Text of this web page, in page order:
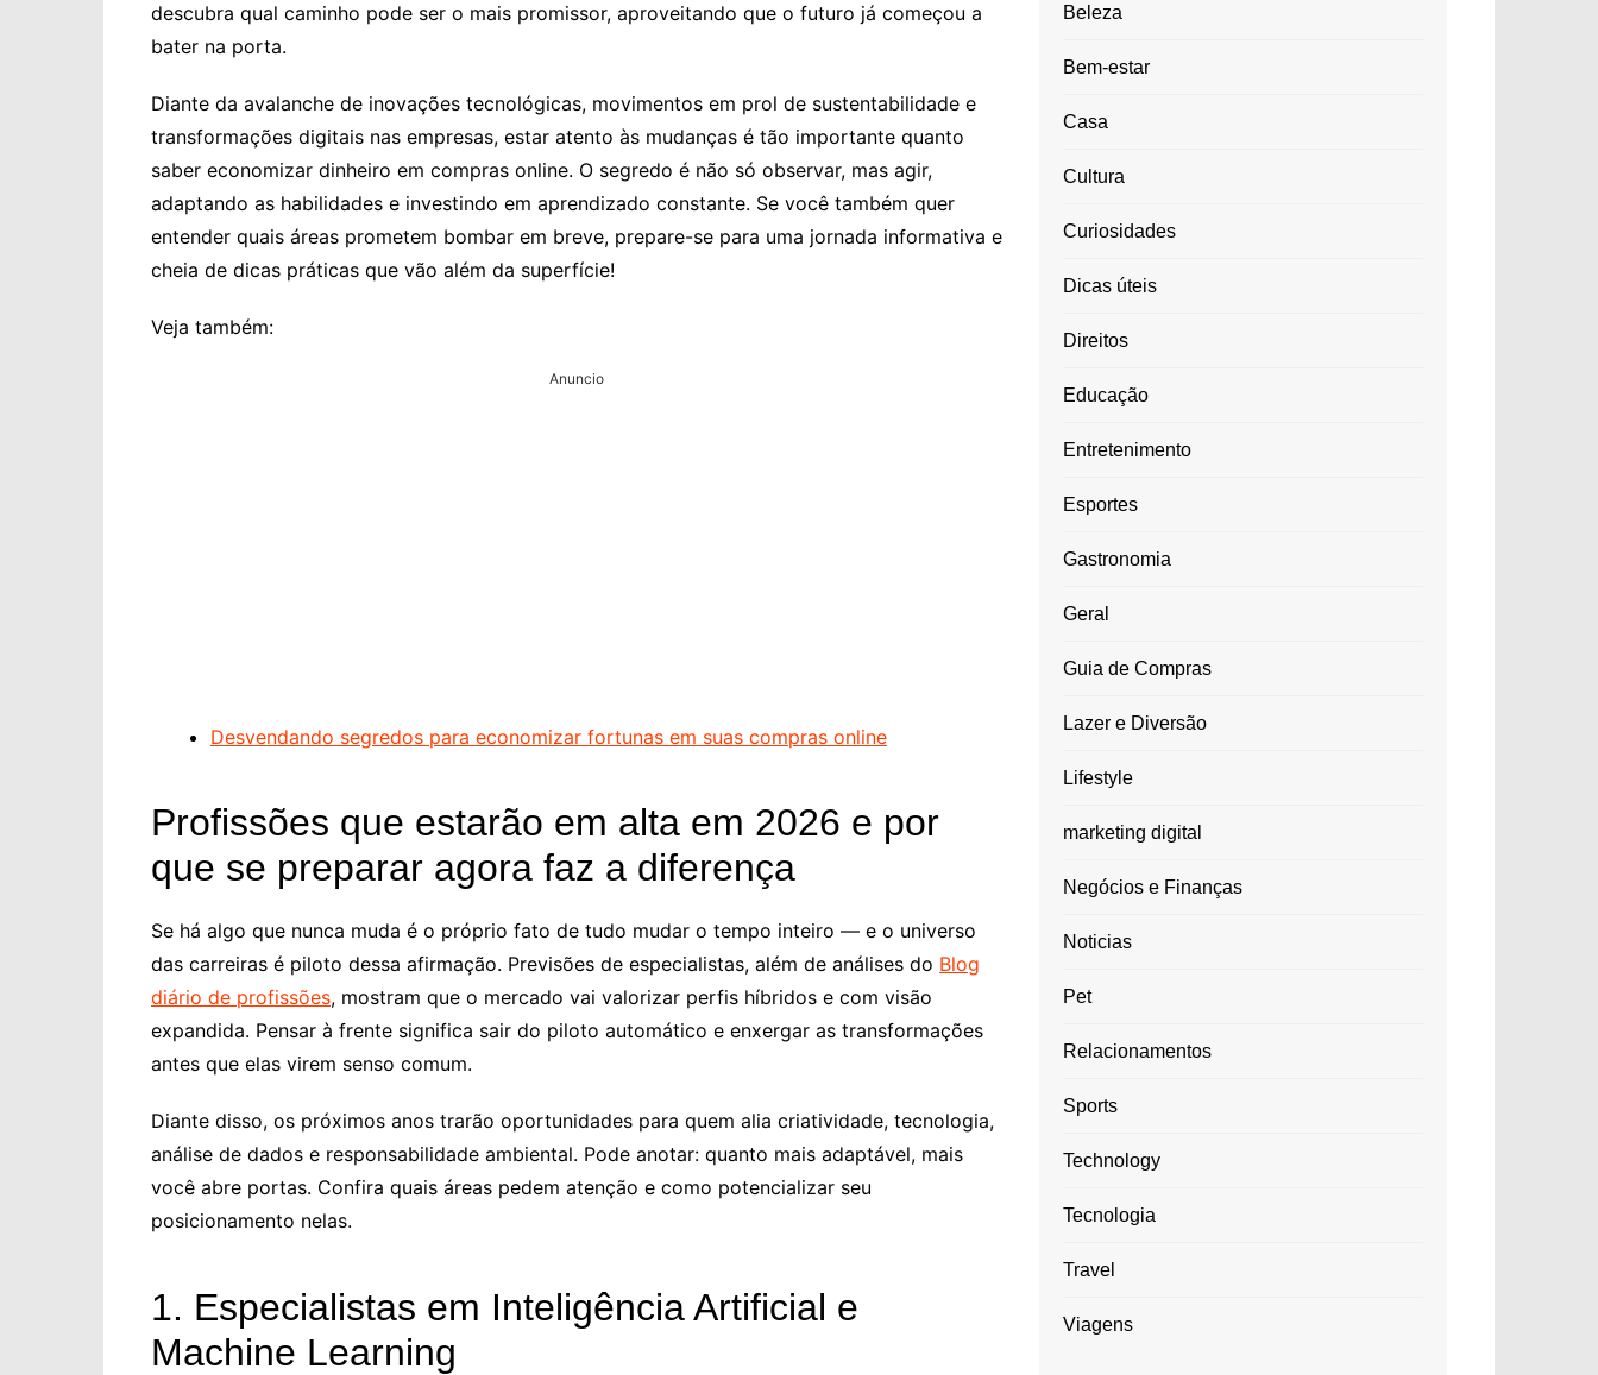
descubra qual caminho pode ser o mais promissor, aproveitando que o futuro já começou a
bater na porta.
Diante da avalanche de inovações tecnológicas, movimentos em prol de sustentabilidade e
transformações digitais nas empresas, estar atento às mudanças é tão importante quanto
saber economizar dinheiro em compras online. O segredo é não só observar, mas agir,
adaptando as habilidades e investindo em aprendizado constante. Se você também quer
entender quais áreas prometem bombar em breve, prepare-se para uma jornada informativa e
cheia de dicas práticas que vão além da superfície!
Veja também:
Anuncio
Desvendando segredos para economizar fortunas em suas compras online
Profissões que estarão em alta em 2026 e por
que se preparar agora faz a diferença
Se há algo que nunca muda é o próprio fato de tudo mudar o tempo inteiro — e o universo
das carreiras é piloto dessa afirmação. Previsões de especialistas, além de análises do Blog
diário de profissões, mostram que o mercado vai valorizar perfis híbridos e com visão
expandida. Pensar à frente significa sair do piloto automático e enxergar as transformações
antes que elas virem senso comum.
Diante disso, os próximos anos trarão oportunidades para quem alia criatividade, tecnologia,
análise de dados e responsabilidade ambiental. Pode anotar: quanto mais adaptável, mais
você abre portas. Confira quais áreas pedem atenção e como potencializar seu
posicionamento nelas.
1. Especialistas em Inteligência Artificial e
Machine Learning
Beleza
Bem-estar
Casa
Cultura
Curiosidades
Dicas úteis
Direitos
Educação
Entretenimento
Esportes
Gastronomia
Geral
Guia de Compras
Lazer e Diversão
Lifestyle
marketing digital
Negócios e Finanças
Noticias
Pet
Relacionamentos
Sports
Technology
Tecnologia
Travel
Viagens